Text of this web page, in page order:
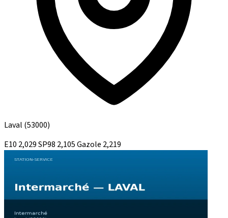
Laval (53000)
E10 2,029SP98 2,105Gazole 2,219